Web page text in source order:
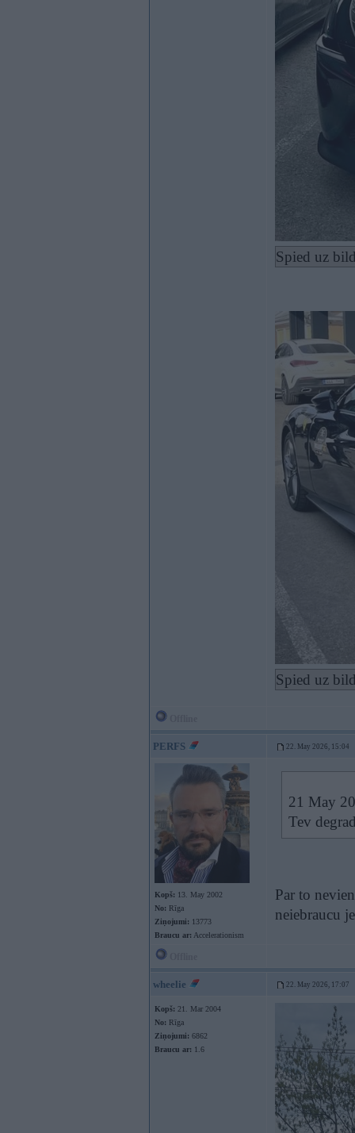
Spied uz
Spied uz
PERFS 22. May 2026, 15:04
Kopš: 13. May 2002
No: Rīga
Ziņojumi: 13773
Braucu ar: Accelerationism
21 May
Tev
Par to
neiebraucu
wheelie 22. May 2026, 17:07
Kopš: 21. Mar 2004
No: Rīga
Ziņojumi: 6862
Braucu ar: 1.6